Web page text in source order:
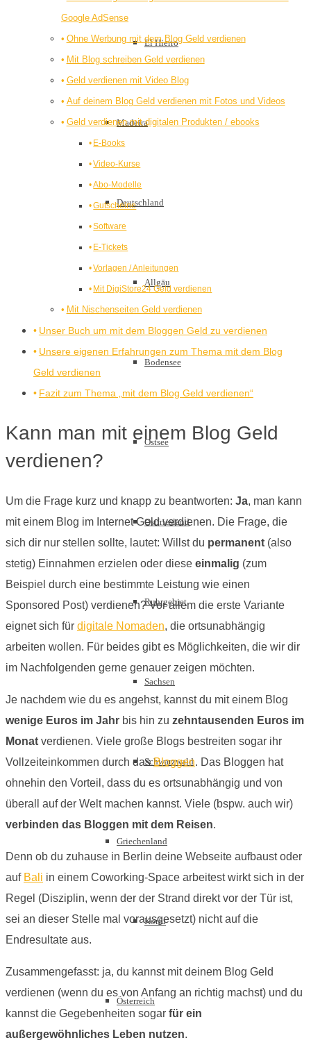
El Hierro
Madeira
Deutschland
Allgäu
Bodensee
Ostsee
Ostfriesland
Ruhrgebiet
Sachsen
Schwarzwald
Griechenland
Korfu
Österreich
Google AdSense
Ohne Werbung mit dem Blog Geld verdienen
Mit Blog schreiben Geld verdienen
Geld verdienen mit Video Blog
Auf deinem Blog Geld verdienen mit Fotos und Videos
Geld verdienen mit digitalen Produkten / ebooks
E-Books
Video-Kurse
Abo-Modelle
Gutscheine
Software
E-Tickets
Vorlagen / Anleitungen
Mit DigiStore24 Geld verdienen
Mit Nischenseiten Geld verdienen
Unser Buch um mit dem Bloggen Geld zu verdienen
Unsere eigenen Erfahrungen zum Thema mit dem Blog
Geld verdienen
Fazit zum Thema „mit dem Blog Geld verdienen“
Kann man mit einem Blog Geld
verdienen?
Um die Frage kurz und knapp zu beantworten: Ja, man kann
mit einem Blog im Internet Geld verdienen. Die Frage, die
sich dir nur stellen sollte, lautet: Willst du permanent (also
stetig) Einnahmen erzielen oder diese einmalig (zum
Beispiel durch eine bestimmte Leistung wie einen
Sponsored Post) verdienen? Vor allem die erste Variante
eignet sich für digitale Nomaden, die ortsunabhängig
arbeiten wollen. Für beides gibt es Möglichkeiten, die wir dir
im Nachfolgenden gerne genauer zeigen möchten.
Je nachdem wie du es angehst, kannst du mit einem Blog
wenige Euros im Jahr bis hin zu zehntausenden Euros im
Monat verdienen. Viele große Blogs bestreiten sogar ihr
Vollzeiteinkommen durch dasBloggen. Das Bloggen hat
ohnehin den Vorteil, dass du es ortsunabhängig und von
überall auf der Welt machen kannst. Viele (bspw. auch wir)
verbinden das Bloggen mit dem Reisen.
Denn ob du zuhause in Berlin deine Webseite aufbaust oder
auf Bali in einem Coworking-Space arbeitest wirkt sich in der
Regel (Disziplin, wenn der der Strand direkt vor der Tür ist,
sei an dieser Stelle mal vorausgesetzt) nicht auf die
Endresultate aus.
Zusammengefasst: ja, du kannst mit deinem Blog Geld
verdienen (wenn du es von Anfang an richtig machst) und du
kannst die Gegebenheiten sogar für ein
außergewöhnliches Leben nutzen.